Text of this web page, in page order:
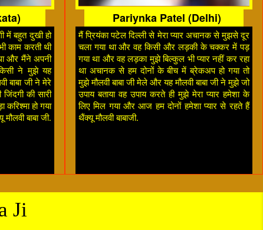
में बहुत दुखी हो
काम करती थी
और मैंने अपनी
ने मुझे यह
बाबा जी ने मेरे
की सारी
करिश्मा हो गया
बाबा जी.
Pariynka Patel (Delhi)
मैं प्रियंका पटेल दिल्ली से मेरा प्यार अचानक से मुझसे दूर
चला गया था और वह किसी और लड़की के चक्कर में पड़
गया था और वह लड़का मुझे बिल्कुल भी प्यार नहीं कर रहा
था अचानक से हम दोनों के बीच में ब्रेकअप हो गया तो
मुझे मौलवी बाबा जी मेले और यह मौलवी बाबा जी ने मुझे जो
उपाय बताया वह उपाय करते ही मुझे मेरा प्यार हमेशा के
लिए मिल गया और आज हम दोनों हमेशा प्यार से रहते हैं
थैंक्यू मौलवी बाबाजी.
Ji